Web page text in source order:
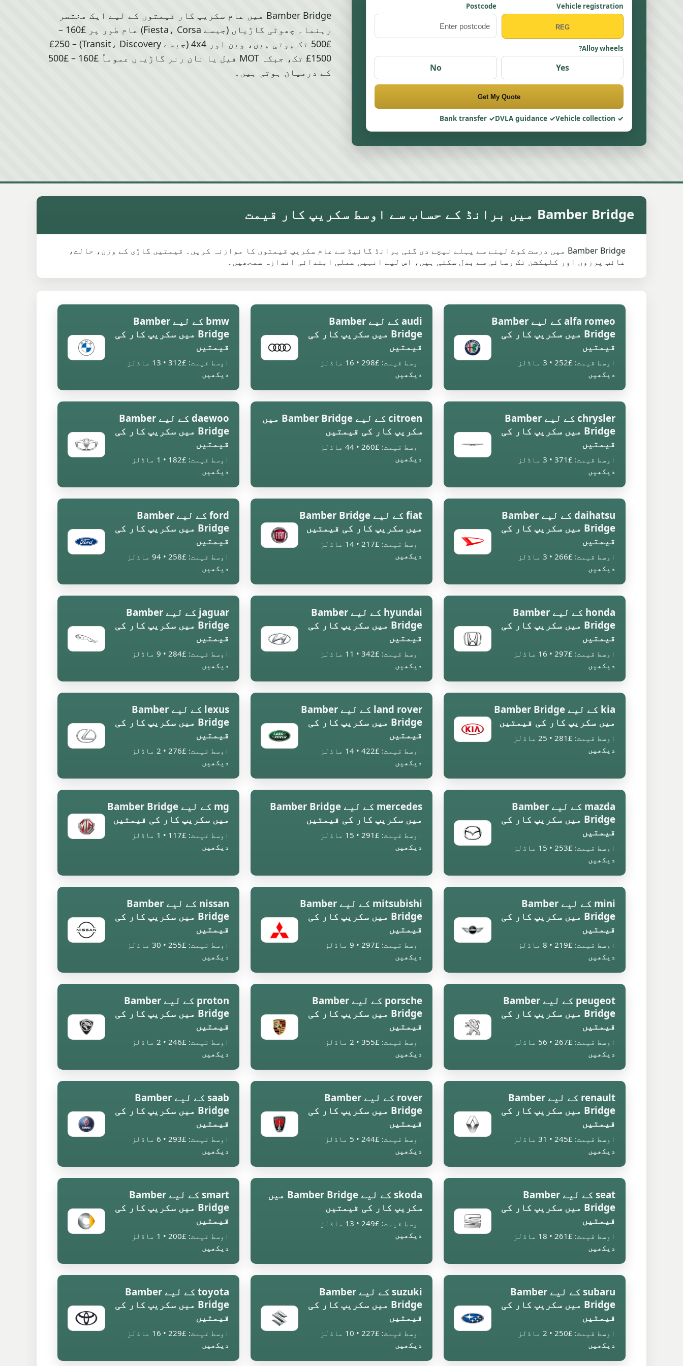
Vehicle registration
Postcode
Alloy wheels?
Yes
No
Get My Quote
Vehicle collection
DVLA guidance
Bank transfer
Bamber Bridge میں عام سکریپ کار قیمتوں کے لیے ایک مختصر
رہنما۔ چھوٹی گاڑیاں (جیسے Fiesta، Corsa) عام طور پر £160 –
£500 تک ہوتی ہیں، وین اور 4x4 (جیسے Transit، Discovery) £250 –
£1500 تک، جبکہ MOT فیل یا نان رنر گاڑیاں عموماً £160 – £500
کے درمیان ہوتی ہیں۔
Bamber Bridge میں برانڈ کے حساب سے اوسط سکریپ کار قیمت
Bamber Bridge میں درست کوٹ لینے سے پہلے نیچے دی گئی برانڈ گائیڈ سے عام سکریپ قیمتوں کا موازنہ کریں۔ قیمتیں گاڑی کے وزن، حالت،
غائب پرزوں اور کلیکشن تک رسائی سے بدل سکتی ہیں، اس لیے انہیں عملی ابتدائی اندازہ سمجھیں۔
alfa romeo کے لیے Bamber
Bridge میں سکریپ کار کی
قیمتیں
اوسط قیمت: £252 • 3 ماڈلز
دیکھیں
audi کے لیے Bamber
Bridge میں سکریپ کار کی
قیمتیں
اوسط قیمت: £298 • 16 ماڈلز
دیکھیں
bmw کے لیے Bamber
Bridge میں سکریپ کار کی
قیمتیں
اوسط قیمت: £312 • 13 ماڈلز
دیکھیں
chrysler کے لیے Bamber
Bridge میں سکریپ کار کی
قیمتیں
اوسط قیمت: £371 • 3 ماڈلز
دیکھیں
citroen کے لیے Bamber Bridge میں
سکریپ کار کی قیمتیں
اوسط قیمت: £260 • 44 ماڈلز
دیکھیں
daewoo کے لیے Bamber
Bridge میں سکریپ کار کی
قیمتیں
اوسط قیمت: £182 • 1 ماڈلز
دیکھیں
daihatsu کے لیے Bamber
Bridge میں سکریپ کار کی
قیمتیں
اوسط قیمت: £266 • 3 ماڈلز
دیکھیں
fiat کے لیے Bamber Bridge
میں سکریپ کار کی قیمتیں
اوسط قیمت: £217 • 14 ماڈلز
دیکھیں
ford کے لیے Bamber
Bridge میں سکریپ کار کی
قیمتیں
اوسط قیمت: £258 • 94 ماڈلز
دیکھیں
honda کے لیے Bamber
Bridge میں سکریپ کار کی
قیمتیں
اوسط قیمت: £297 • 16 ماڈلز
دیکھیں
hyundai کے لیے Bamber
Bridge میں سکریپ کار کی
قیمتیں
اوسط قیمت: £342 • 11 ماڈلز
دیکھیں
jaguar کے لیے Bamber
Bridge میں سکریپ کار کی
قیمتیں
اوسط قیمت: £284 • 9 ماڈلز
دیکھیں
kia کے لیے Bamber Bridge
میں سکریپ کار کی قیمتیں
اوسط قیمت: £281 • 25 ماڈلز
دیکھیں
land rover کے لیے Bamber
Bridge میں سکریپ کار کی
قیمتیں
اوسط قیمت: £422 • 14 ماڈلز
دیکھیں
lexus کے لیے Bamber
Bridge میں سکریپ کار کی
قیمتیں
اوسط قیمت: £276 • 2 ماڈلز
دیکھیں
mazda کے لیے Bamber
Bridge میں سکریپ کار کی
قیمتیں
اوسط قیمت: £253 • 15 ماڈلز
دیکھیں
mercedes کے لیے Bamber Bridge
میں سکریپ کار کی قیمتیں
اوسط قیمت: £291 • 15 ماڈلز
دیکھیں
mg کے لیے Bamber Bridge
میں سکریپ کار کی قیمتیں
اوسط قیمت: £117 • 1 ماڈلز
دیکھیں
mini کے لیے Bamber
Bridge میں سکریپ کار کی
قیمتیں
اوسط قیمت: £219 • 8 ماڈلز
دیکھیں
mitsubishi کے لیے Bamber
Bridge میں سکریپ کار کی
قیمتیں
اوسط قیمت: £297 • 9 ماڈلز
دیکھیں
nissan کے لیے Bamber
Bridge میں سکریپ کار کی
قیمتیں
اوسط قیمت: £255 • 30 ماڈلز
دیکھیں
peugeot کے لیے Bamber
Bridge میں سکریپ کار کی
قیمتیں
اوسط قیمت: £267 • 56 ماڈلز
دیکھیں
porsche کے لیے Bamber
Bridge میں سکریپ کار کی
قیمتیں
اوسط قیمت: £355 • 2 ماڈلز
دیکھیں
proton کے لیے Bamber
Bridge میں سکریپ کار کی
قیمتیں
اوسط قیمت: £246 • 2 ماڈلز
دیکھیں
renault کے لیے Bamber
Bridge میں سکریپ کار کی
قیمتیں
اوسط قیمت: £245 • 31 ماڈلز
دیکھیں
rover کے لیے Bamber
Bridge میں سکریپ کار کی
قیمتیں
اوسط قیمت: £244 • 5 ماڈلز
دیکھیں
saab کے لیے Bamber
Bridge میں سکریپ کار کی
قیمتیں
اوسط قیمت: £293 • 6 ماڈلز
دیکھیں
seat کے لیے Bamber
Bridge میں سکریپ کار کی
قیمتیں
اوسط قیمت: £261 • 18 ماڈلز
دیکھیں
skoda کے لیے Bamber Bridge میں
سکریپ کار کی قیمتیں
اوسط قیمت: £249 • 13 ماڈلز
دیکھیں
smart کے لیے Bamber
Bridge میں سکریپ کار کی
قیمتیں
اوسط قیمت: £200 • 1 ماڈلز
دیکھیں
subaru کے لیے Bamber
Bridge میں سکریپ کار کی
قیمتیں
اوسط قیمت: £250 • 2 ماڈلز
دیکھیں
suzuki کے لیے Bamber
Bridge میں سکریپ کار کی
قیمتیں
اوسط قیمت: £227 • 10 ماڈلز
دیکھیں
toyota کے لیے Bamber
Bridge میں سکریپ کار کی
قیمتیں
اوسط قیمت: £229 • 16 ماڈلز
دیکھیں